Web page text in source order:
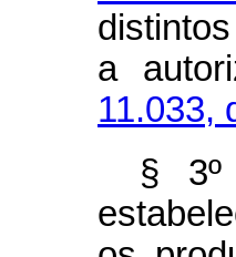
a
11.033,
§